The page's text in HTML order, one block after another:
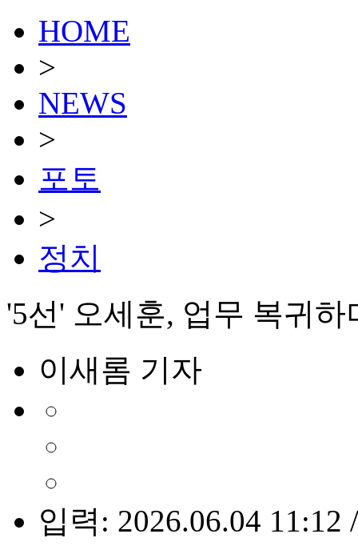
HOME
>
NEWS
>
포토
>
정치
'5선' 오세훈, 업무 복귀
이새롬 기자
입력: 2026.06.04 11:12